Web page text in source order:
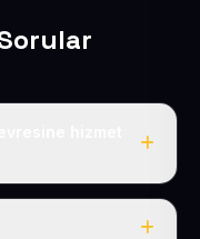
Develi ve Develi